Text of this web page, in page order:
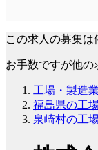
この求人の募集は
お手数ですが他の
工場・製造
福島県の工
泉崎村の工